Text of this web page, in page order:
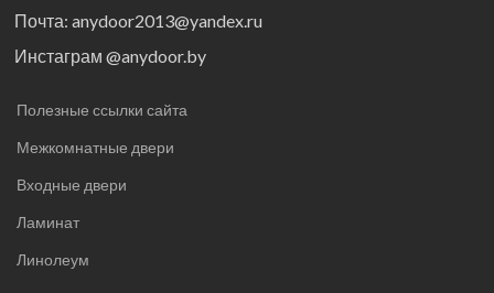
Почта: anydoor2013@yandex.ru
Инстаграм @anydoor.by
Полезные ссылки сайта
Межкомнатные двери
Входные двери
Ламинат
Линолеум